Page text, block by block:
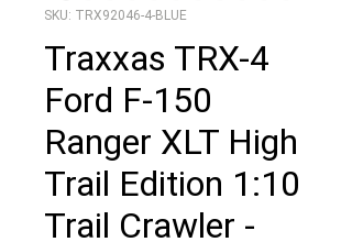
SKU: TRX92046-4-BLUE
Traxxas TRX-4
Ford F-150
Ranger XLT High
Trail Edition 1:10
Trail Crawler -